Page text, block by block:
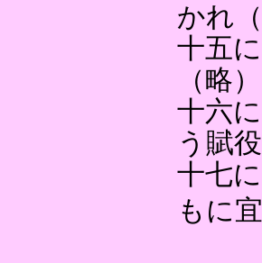
かれ（
十五
（略）
十六
う賦
十七
もに